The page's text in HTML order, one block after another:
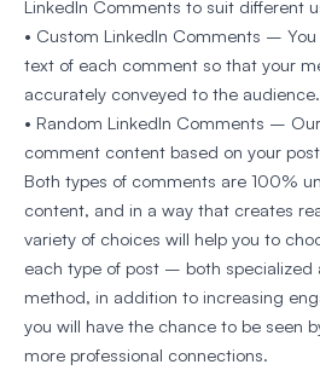
LinkedIn Comments to suit different
• Custom LinkedIn Comments –
text of each comment so that your
accurately conveyed to the audience.
• Random LinkedIn Comments –
comment content based on your
Both types of comments are 100%
content, and in a way that creates
variety of choices will help you to
each type of post – both specialized
method, in addition to increasing
you will have the chance to be seen
more professional connections.